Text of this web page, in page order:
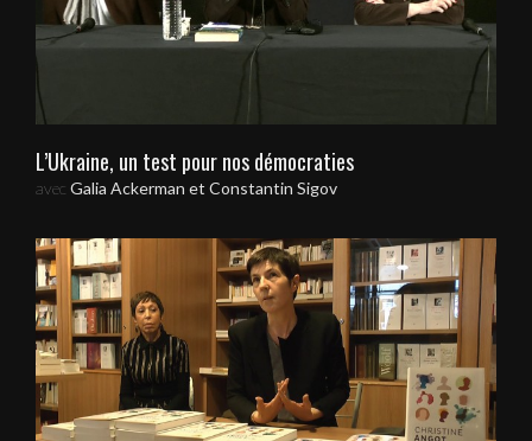
L’Ukraine, un test pour nos démocraties
avec Galia Ackerman et Constantin Sigov